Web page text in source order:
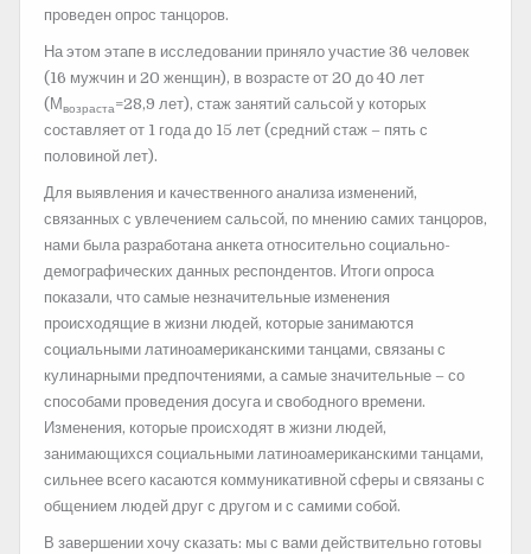
проведен опрос танцоров.
На этом этапе в исследовании приняло участие 36 человек
(16 мужчин и 20 женщин), в возрасте от 20 до 40 лет
(Мвозраста=28,9 лет), стаж занятий сальсой у которых
составляет от 1 года до 15 лет (средний стаж – пять с
половиной лет).
Для выявления и качественного анализа изменений,
связанных с увлечением сальсой, по мнению самих танцоров,
нами была разработана анкета относительно социально-
демографических данных респондентов. Итоги опроса
показали, что самые незначительные изменения
происходящие в жизни людей, которые занимаются
социальными латиноамериканскими танцами, связаны с
кулинарными предпочтениями, а самые значительные – со
способами проведения досуга и свободного времени.
Изменения, которые происходят в жизни людей,
занимающихся социальными латиноамериканскими танцами,
сильнее всего касаются коммуникативной сферы и связаны с
общением людей друг с другом и с самими собой.
В завершении хочу сказать: мы с вами действительно готовы